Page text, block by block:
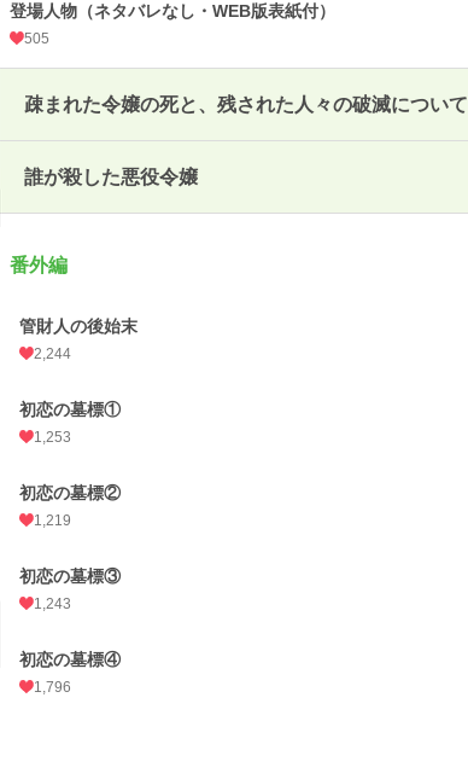
登場人物（ネタバレなし・WEB版表紙付）
505
疎まれた令嬢の死と、残された人々の破滅について
誰が殺した悪役令嬢
番外編
管財人の後始末
2,244
初恋の墓標①
1,253
初恋の墓標②
1,219
初恋の墓標③
1,243
初恋の墓標④
1,796